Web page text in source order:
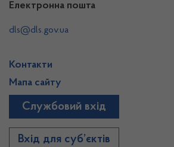
Електронна пошта
dls@dls.gov.ua
Контакти
Мапа сайту
Службовий вхід
Вхід для суб’єктів